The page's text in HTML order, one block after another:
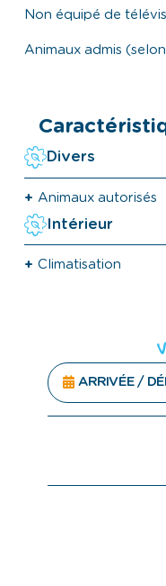
Non équipé de
Animaux admis
Divers
Animaux autorisés
Intérieur
Climatisation